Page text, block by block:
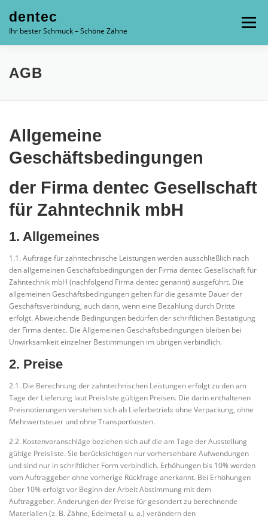
Inhalt
springen
dentec
Ihr bester Schmuck – Schöne Zähne
Menü
STARTSEITE
REGISTRIEREN
AGB
Allgemeine
Geschäftsbedingungen
der Firma dentec Gesellschaft
für Zahntechnik mbH
1. Allgemeines
1.1. Aufträge für zahntechnische Leistungen werden ausschließlich nach
den allgemeinen Geschäftsbedingungen der Firma dentec Gesellschaft für
Zahntechnik mbH (nachfolgend Firma dentec genannt) ausgeführt. Die
allgemeinen Geschäftsbedingungen gelten für die gesamte Dauer der
Geschäftsverbindung, auch dann, wenn eine Bezahlung durch Dritte
erfolgt. Abweichende Bedingungen bedürfen der schriftlichen Bestätigung
der Firma dentec. Die Allgemeinen Geschäftsbedingungen bleiben bei
Unwirksamkeit einzelner Bestimmungen im übrigen verbindlich.
2. Preise
2.1. Die Berechnung der zahntechnischen Leistungen erfolgt zu den am
Tage der Lieferung laut Preisliste gültigen Preisen. Die darin enthaltenen
Preisnotierungen verstehen sich ab Lieferbetrieb: ohne Verpackung, ohne
Mehrwertsteuer und ohne Transportkosten.
2.2. Kostenvoranschläge beziehen sich auf die am Tage der Ausstellung
gültige Preisliste. Sie berücksichtigen nur vorhersehbare Aufwendungen
und sind nur in schriftlicher Form verbindlich. Erhöhungen bis 10% werden
vom Auftraggeber ohne vorherige Rückfrage anerkannt. Bei Erhöhungen
über 10% erfolgt vor Beginn der Arbeit Abstimmung mit dem
Auftraggeber. Änderungen der Preise für gesondert zu berechnende
Materialien (z. B. Zähne, Edelmetall u. a.) verändern den